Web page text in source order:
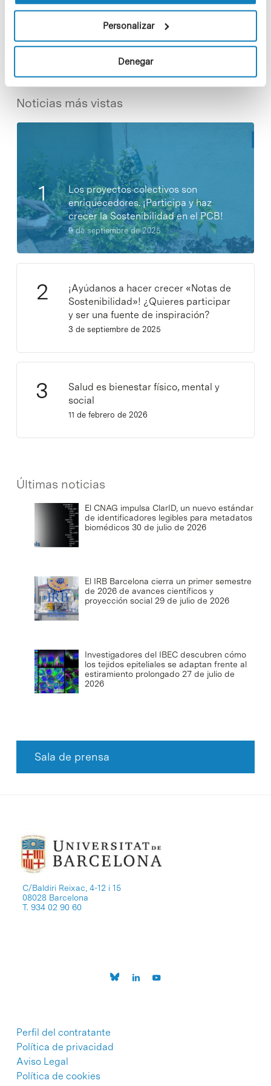
Personalizar
Denegar
Share
Noticias más vistas
Los proyectos colectivos son
enriquecedores. ¡Participa y haz
crecer la Sostenibilidad en el PCB!
9 de septiembre de 2025
¡Ayúdanos a hacer crecer «Notas de
Sostenibilidad»! ¿Quieres participar
y ser una fuente de inspiración?
3 de septiembre de 2025
Salud es bienestar físico, mental y
social
11 de febrero de 2026
Últimas noticias
El CNAG impulsa ClarID, un nuevo estándar
de identificadores legibles para metadatos
biomédicos 30 de julio de 2026
El IRB Barcelona cierra un primer semestre
de 2026 de avances científicos y
proyección social 29 de julio de 2026
Investigadores del IBEC descubren cómo
los tejidos epiteliales se adaptan frente al
estiramiento prolongado 27 de julio de
2026
Sala de prensa
C/Baldiri Reixac, 4-12 i 15
08028 Barcelona
T. 934 02 90 60
Perfil del contratante
Política de privacidad
Aviso Legal
Política de cookies